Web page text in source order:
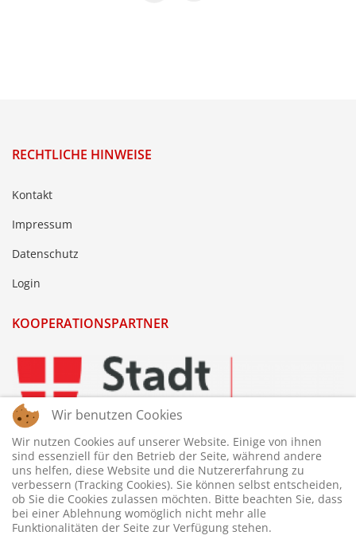
RECHTLICHE HINWEISE
Kontakt
Impressum
Datenschutz
Login
KOOPERATIONSPARTNER
Wir benutzen Cookies
Wir nutzen Cookies auf unserer Website. Einige von ihnen
sind essenziell für den Betrieb der Seite, während andere
uns helfen, diese Website und die Nutzererfahrung zu
verbessern (Tracking Cookies). Sie können selbst entscheiden,
ob Sie die Cookies zulassen möchten. Bitte beachten Sie, dass
bei einer Ablehnung womöglich nicht mehr alle
Funktionalitäten der Seite zur Verfügung stehen.